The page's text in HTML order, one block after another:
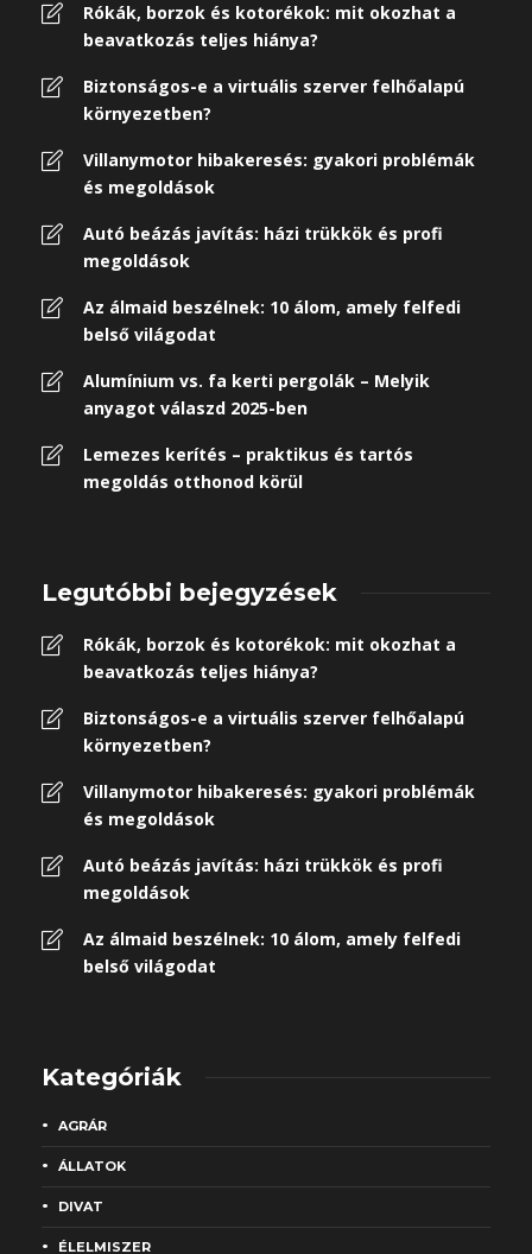
Rókák, borzok és kotorékok: mit okozhat a
beavatkozás teljes hiánya?
Biztonságos-e a virtuális szerver felhőalapú
környezetben?
Villanymotor hibakeresés: gyakori problémák
és megoldások
Autó beázás javítás: házi trükkök és profi
megoldások
Az álmaid beszélnek: 10 álom, amely felfedi
belső világodat
Alumínium vs. fa kerti pergolák – Melyik
anyagot válaszd 2025-ben
Lemezes kerítés – praktikus és tartós
megoldás otthonod körül
Legutóbbi bejegyzések
Rókák, borzok és kotorékok: mit okozhat a
beavatkozás teljes hiánya?
Biztonságos-e a virtuális szerver felhőalapú
környezetben?
Villanymotor hibakeresés: gyakori problémák
és megoldások
Autó beázás javítás: házi trükkök és profi
megoldások
Az álmaid beszélnek: 10 álom, amely felfedi
belső világodat
Kategóriák
AGRÁR
ÁLLATOK
DIVAT
ÉLELMISZER